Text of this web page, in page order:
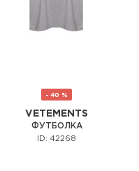
- 40 %
VETEMENTS
ФУТБОЛКА
ID: 42268